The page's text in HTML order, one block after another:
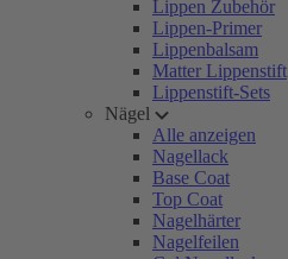
Lippen Zubehör
Lippen-Primer
Lippenbalsam
Matter Lippenstift
Lippenstift-Sets
Nägel
Alle anzeigen
Nagellack
Base Coat
Top Coat
Nagelhärter
Nagelfeilen